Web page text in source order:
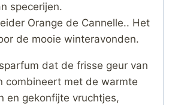
specerijen.
Orange de Cannelle.. Het
de mooie winteravonden.
dat de frisse geur van
combineert met de warmte
en gekonfijte vruchtjes,